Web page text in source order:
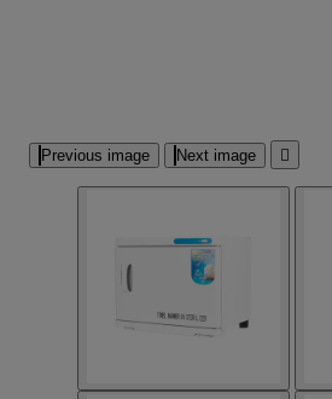
Previous image Next image 